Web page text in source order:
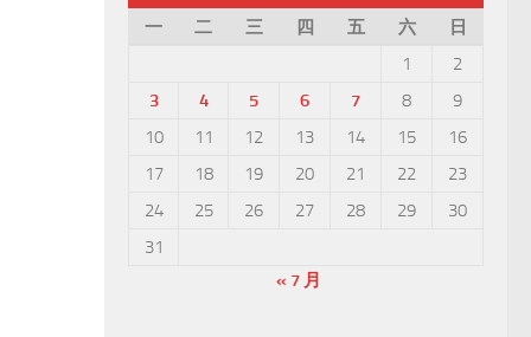
一
二 三 四 五 六
日
1
2
3
4 5 6 7 8
9
10
11 12 13 14 15
16
17
18 19 20 21 22
23
24
25 26 27 28 29
30
31
« 7 月